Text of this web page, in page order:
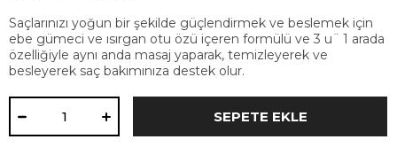
Saçlarınızı yoğun bir şekilde güçlendirmek ve beslemek için
ebe gümeci ve ısırgan otu özü içeren formülü ve 3 u¨ 1 arada
özelliğiyle aynı anda masaj yaparak, temizleyerek ve
besleyerek saç bakımınıza destek olur.